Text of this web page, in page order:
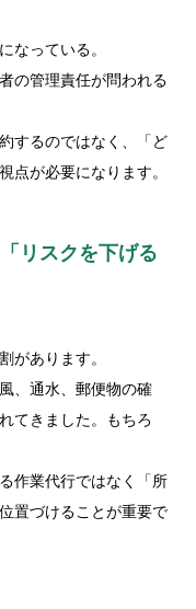
なっている。
の管理責任が問われる
するのではなく、「ど
点が必要になります。
リスクを下げる
があります。
、通水、郵便物の確
てきました。もちろ
作業代行ではなく「所
置づけることが重要で